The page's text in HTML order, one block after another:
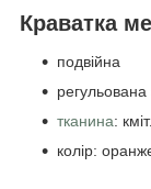
Краватка
подвійна
регульована
тканина:
колір: